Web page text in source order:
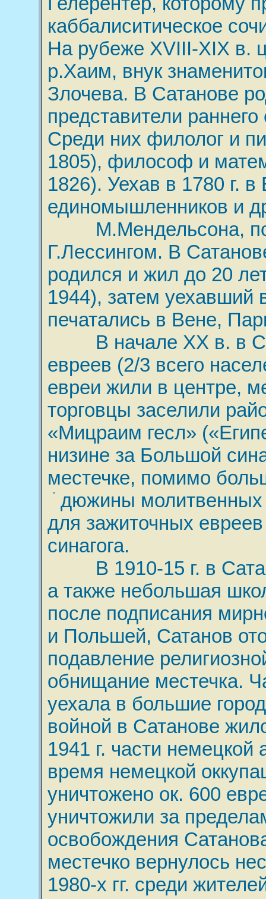
каббалиситическое
На рубеже XVIII-XIX в.
р.Хаим, внук
Злочева. В Сатанове
представители
Среди них филолог и
1805), философ и
1826). Уехав в 1780 г.
единомышленников и
М.Мендельсона,
Г.Лессингом. В
родился и жил до 20
1944), затем уехавший
печатались в Вене,
В начале XX в. в
евреев (2/3 всего
евреи жили в центре,
торговцы заселили
«Мицраим гесл»
низине за Большой
местечке, помимо
дюжины
для зажиточных
синагога.
В 1910-15 г. в
а также небольшая
после подписания
и Польшей, Сатанов
подавление
обнищание местечка.
уехала в большие
войной в Сатанове
1941 г. части
время немецкой
уничтожено ок. 600
уничтожили за
освобождения
местечко вернулось
1980-х гг. среди